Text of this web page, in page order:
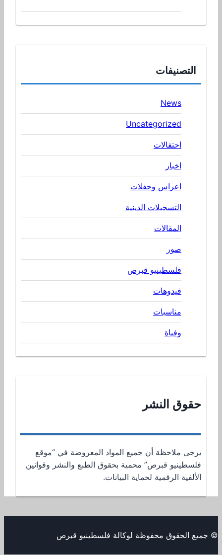
التصنيفات
News
Uncategorized
احتفالات
اخبار
اعراس وحفلات
التسجيلات الدينية
المقالات
صور
فلسطينيو قبرص
فيدوهات
مناسبات
وفياة
حقوق النشر
يرجى ملاحظة أن جميع المواد المعروضة في “موقع
فلسطينيو قبرص” محمية بحقوق الطبع والنشر وقوانين
الألفية الرقمية لحماية البيانات.
© جميع الحقوق محفوظة لوكالة فلسطينيو قبرص